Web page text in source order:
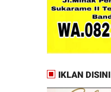
IKLAN DISINI